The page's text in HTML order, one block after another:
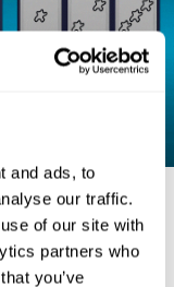
and ads, to
our traffic.
of our site with
partners who
you’ve